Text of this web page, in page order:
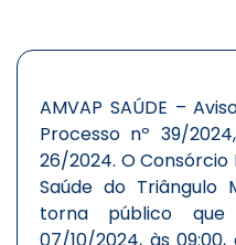
AMVAP SAÚDE –
Processo nº 39/
26/2024. O
Saúde do Triângulo
torna público